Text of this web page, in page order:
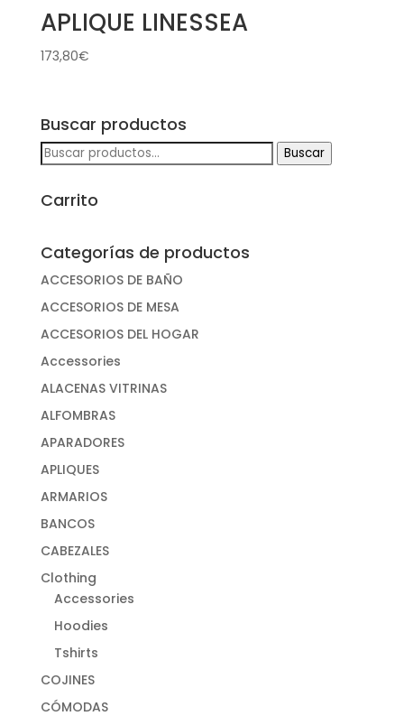
APLIQUE LINESSEA
173,80€
Buscar productos
Buscar
Buscar
Carrito
Categorías de productos
ACCESORIOS DE BAÑO
ACCESORIOS DE MESA
ACCESORIOS DEL HOGAR
Accessories
ALACENAS VITRINAS
ALFOMBRAS
APARADORES
APLIQUES
ARMARIOS
BANCOS
CABEZALES
Clothing
Accessories
Hoodies
Tshirts
COJINES
CÓMODAS